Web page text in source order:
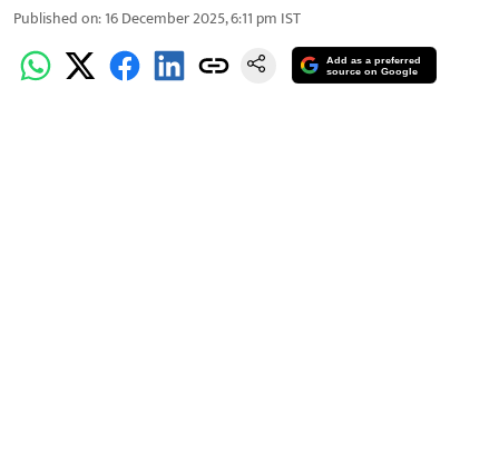
Published on:16 December 2025, 6:11 pm IST
Add as a preferred
source on Google